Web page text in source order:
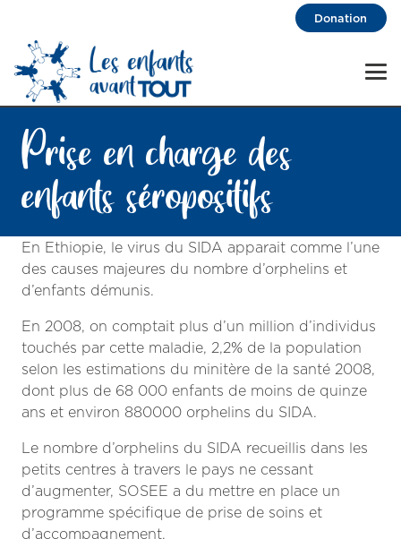
Donation
Prise en charge des
enfants séropositifs
En Ethiopie, le virus du SIDA apparait comme l’une
des causes majeures du nombre d’orphelins et
d’enfants démunis.
En 2008, on comptait plus d’un million d’individus
touchés par cette maladie, 2,2% de la population
selon les estimations du minitère de la santé 2008,
dont plus de 68 000 enfants de moins de quinze
ans et environ 880000 orphelins du SIDA.
Le nombre d’orphelins du SIDA recueillis dans les
petits centres à travers le pays ne cessant
d’augmenter, SOSEE a du mettre en place un
programme spécifique de prise de soins et
d’accompagnement.